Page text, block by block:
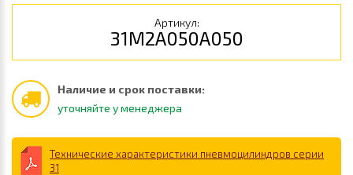
Артикул:
31M2A050A050
Наличие и срок поставки:
уточняйте у менеджера
Технические характеристики пневмоцилиндров серии
31